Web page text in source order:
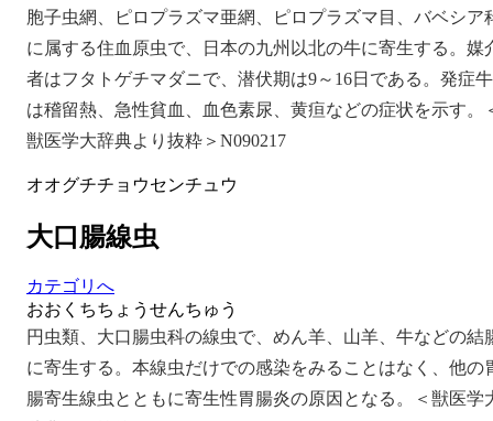
胞子虫網、ピロプラズマ亜網、ピロプラズマ目、バベシア
に属する住血原虫で、日本の九州以北の牛に寄生する。媒
者はフタトゲチマダニで、潜伏期は9～16日である。発症牛
は稽留熱、急性貧血、血色素尿、黄疸などの症状を示す。
獣医学大辞典より抜粋＞N090217
オオグチチョウセンチュウ
大口腸線虫
カテゴリへ
おおくちちょうせんちゅう
円虫類、大口腸虫科の線虫で、めん羊、山羊、牛などの結
に寄生する。本線虫だけでの感染をみることはなく、他の
腸寄生線虫とともに寄生性胃腸炎の原因となる。＜獣医学